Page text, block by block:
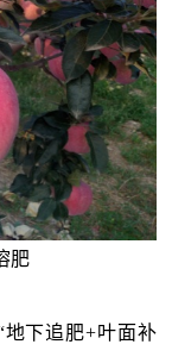
肥
地下追肥+叶面补